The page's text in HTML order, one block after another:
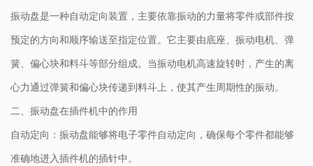
振动盘是一种自动定向装置，主要依靠振动的力量将零件或部件按
预定的方向和顺序输送至指定位置。它主要由底座、振动电机、弹
簧、偏心块和料斗等部分组成。当振动电机高速旋转时，产生的离
心力通过弹簧和偏心块传递到料斗上，使其产生周期性的振动。
二、振动盘在插件机中的作用
自动定向：振动盘能够将电子零件自动定向，确保每个零件都能够
准确地进入插件机的插针中。